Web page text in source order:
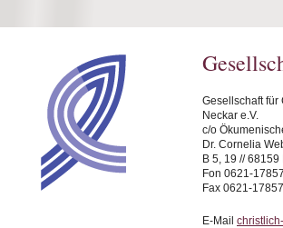
Gesellschaft
Neckar e.V.
c/o
Dr. Cornelia
B 5, 19 //
Fon 0621-
Fax 0621-
E-Mail